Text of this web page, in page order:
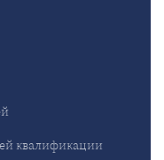
квалификации